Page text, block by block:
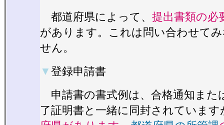
都道府県によって、 提出書類の必
があります。これは問い合わせて
せん。
▼ 登録申請書
申請書の書式例は、合格通知また
了証明書と一緒に同封されています